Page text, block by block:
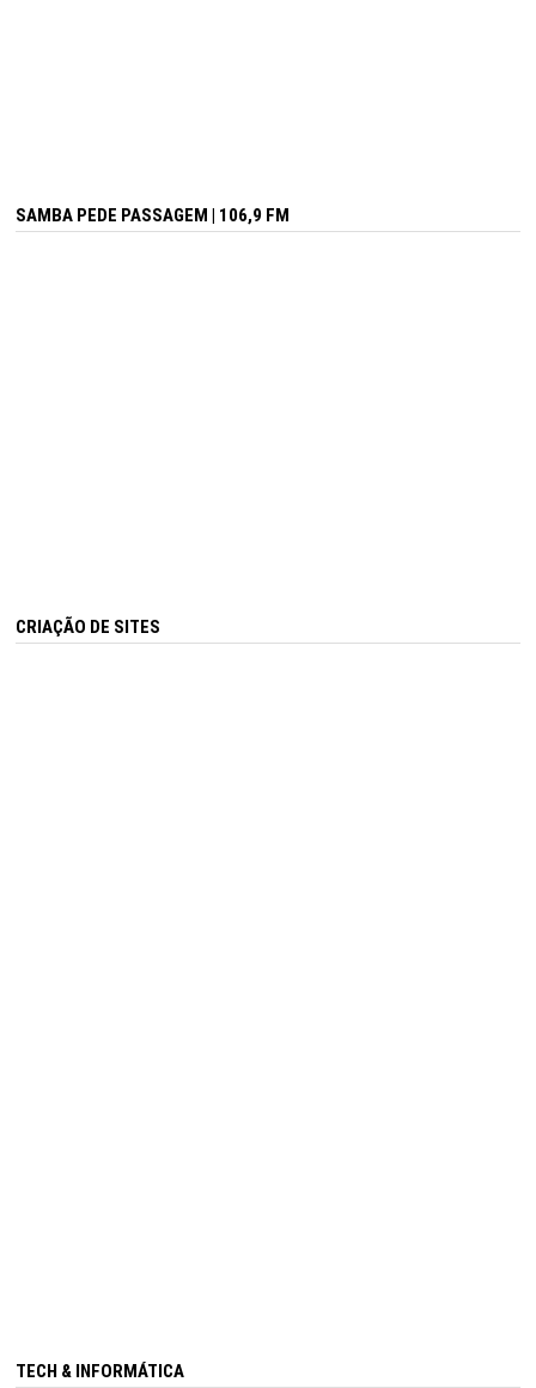
SAMBA PEDE PASSAGEM | 106,9 FM
CRIAÇÃO DE SITES
TECH & INFORMÁTICA